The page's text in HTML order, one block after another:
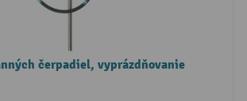
čerpadiel, vyprázdňovanie